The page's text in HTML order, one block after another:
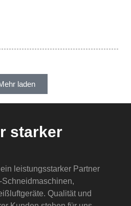
laden
starker
leistungsstarker Partner
Qualität und